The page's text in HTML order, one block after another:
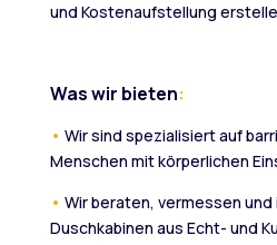
und Kostenaufstellung
Was wir bieten:
• Wir sind spezialisiert auf
Menschen mit körperlichen
• Wir beraten, vermessen
Duschkabinen aus Echt- und